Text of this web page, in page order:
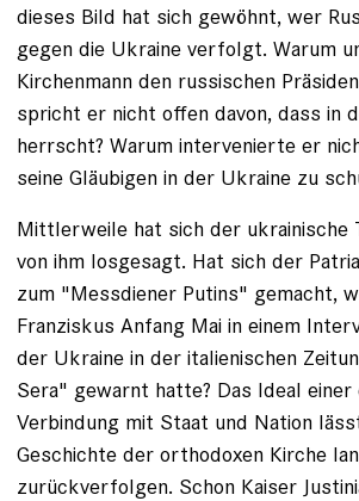
dieses Bild hat sich gewöhnt, wer
gegen die Ukraine verfolgt. Warum
Kirchenmann den russischen
spricht er nicht offen davon, dass in
herrscht? Warum intervenierte er
seine Gläubigen in der Ukraine zu
Mittlerweile hat sich der ukrainische
von ihm losgesagt. Hat sich der
zum "Messdiener Putins" gemacht,
Franziskus Anfang Mai in einem
der Ukraine in der italienischen
Sera" gewarnt hatte? Das Ideal einer
Verbindung mit Staat und Nation
Geschichte der orthodoxen Kirche
zurückverfolgen. Schon Kaiser